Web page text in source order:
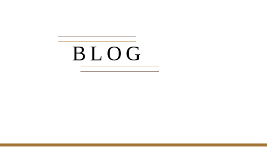
BLOG
・MUKU ・MUKUの家一覧